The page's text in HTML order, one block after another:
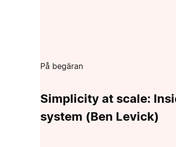
På begäran
Simplicity at scale:
system (Ben Levick)